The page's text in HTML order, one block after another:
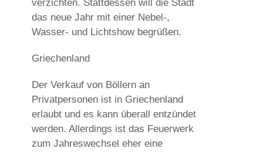
verzichten. Stattdessen will die Stadt
das neue Jahr mit einer Nebel-,
Wasser- und Lichtshow begrüßen.
Griechenland
Der Verkauf von Böllern an
Privatpersonen ist in Griechenland
erlaubt und es kann überall entzündet
werden. Allerdings ist das Feuerwerk
zum Jahreswechsel eher eine